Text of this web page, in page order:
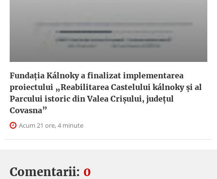
Fundația Kálnoky a finalizat implementarea
proiectului „Reabilitarea Castelului kálnoky și al
Parcului istoric din Valea Crișului, județul
Covasna”
Acum 21 ore, 4 minute
Comentarii: 0